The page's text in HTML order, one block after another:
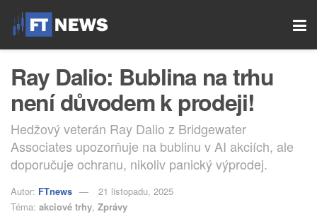
Ray Dalio: Bublina na trhu
není důvodem k prodeji!
Hedžový veterán Ray Dalio z Bridgewater
Associates upozorňuje na bublinu v AI akciích, ale
doporučuje ochranu, nikoliv panický výprodej.
Autor: FTnews
21 listopadu, 2025
Téma: akciové trhy, Zprávy